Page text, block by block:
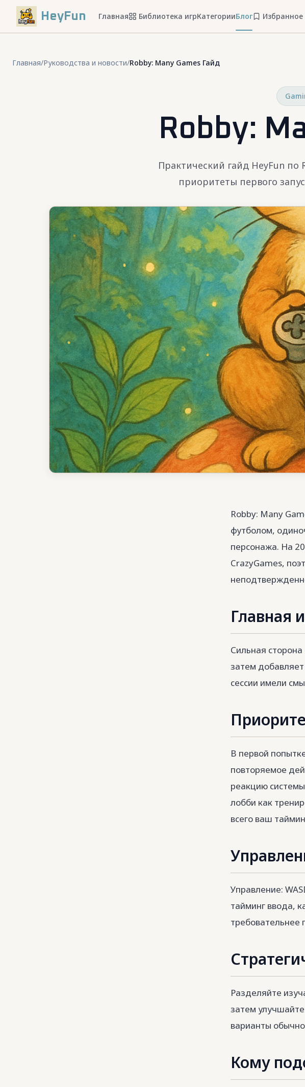
HeyFun Главная Библиотека игрКатегорииБлог Избранное
Главная/Руководства и новости/Robby: Many Games Гайд
Robby:
Практический гайд HeyFun по
приоритеты первого
Robby: Many
футболом,
персонажа. На
CrazyGames,
Главная
Сильная
затем
сессии имели
В первой
повторяемое
реакцию
лобби как
всего ваш
Управление:
тайминг ввода,
Разделяйте
затем улучшайте
варианты
Кому